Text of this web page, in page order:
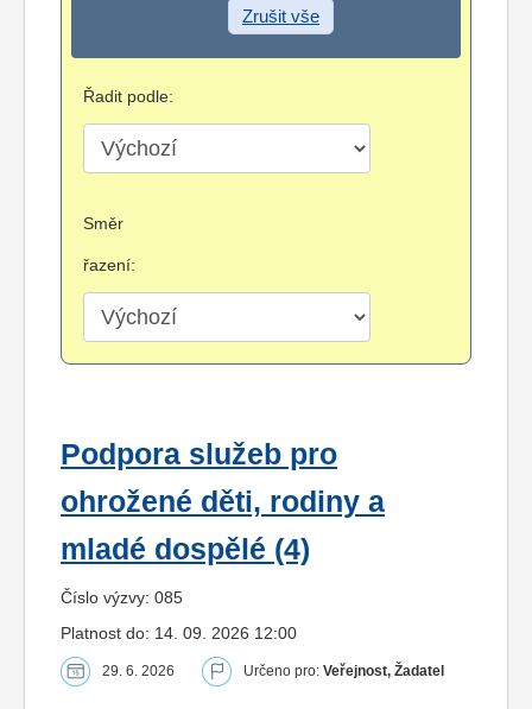
Zrušit vše
Řadit podle:
Směr
řazení:
Podpora služeb pro
ohrožené děti, rodiny a
mladé dospělé (4)
Číslo výzvy: 085
Platnost do: 14. 09. 2026 12:00
29. 6. 2026 Určeno pro: Veřejnost, Žadatel